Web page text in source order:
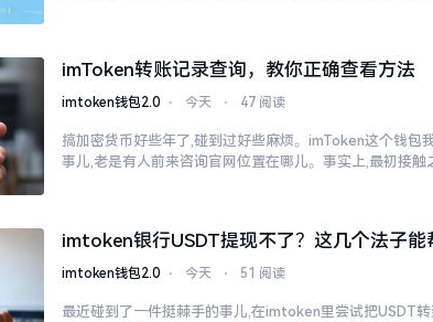
imToken转账记录查询，教你正确查看方法
imtoken钱包2.0 ⋅ 今天 ⋅ 47 阅读
搞加密货币好些年了,碰到过好些麻烦。imToken这个钱包
事儿,老是有人前来咨询官网位置在哪儿。事实上,最初接触
imtoken银行USDT提现不了？这几个法子能
imtoken钱包2.0 ⋅ 今天 ⋅ 51 阅读
最近碰到了一件挺棘手的事儿,在imtoken里尝试把USDT